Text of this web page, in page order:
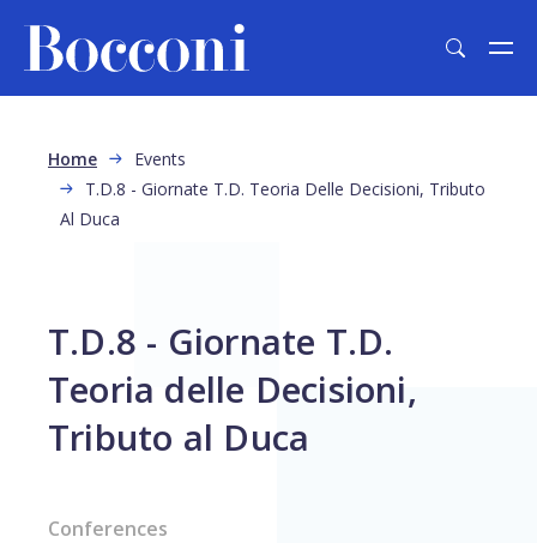
Breadcrumb
Home
Events
T.D.8 - Giornate T.D. Teoria Delle Decisioni, Tributo
Al Duca
T.D.8 - Giornate T.D.
Teoria delle Decisioni,
Tributo al Duca
Conferences